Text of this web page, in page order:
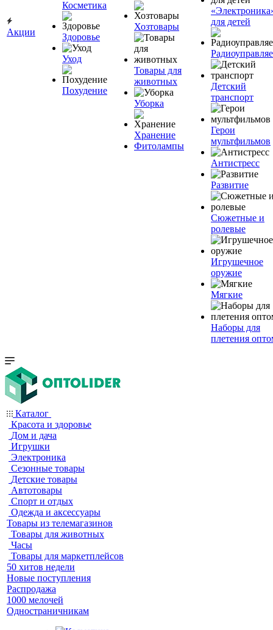
Акции
Косметика
Здоровье
Уход
Похудение
Хозтовары
Товары для
животных
Уборка
Хранение
Фитолампы
для детей
Детский
транспорт
Герои
мультфильмов
Антистресс
Развитие
Сюжетные и
ролевые
Игрушечное
оружие
Мягкие
Наборы для
плетения
Каталог
Красота и здоровье
Дом и дача
Игрушки
Электроника
Сезонные товары
Детские товары
Автотовары
Спорт и отдых
Одежда и аксессуары
Товары из телемагазинов
Товары для животных
Часы
Товары для маркетплейсов
50 хитов недели
Новые поступления
Распродажа
1000 мелочей
Одностраничникам